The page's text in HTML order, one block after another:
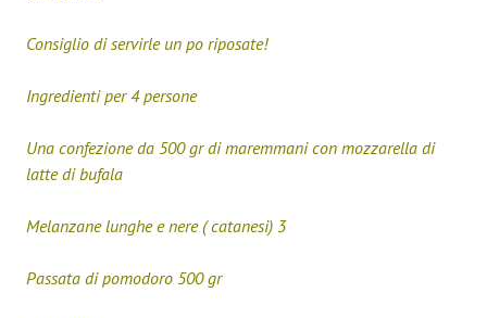
Consiglio di servirle un po riposate!
Ingredienti per 4 persone
Una confezione da 500 gr di maremmani con mozzarella di
latte di bufala
Melanzane lunghe e nere ( catanesi) 3
Passata di pomodoro 500 gr